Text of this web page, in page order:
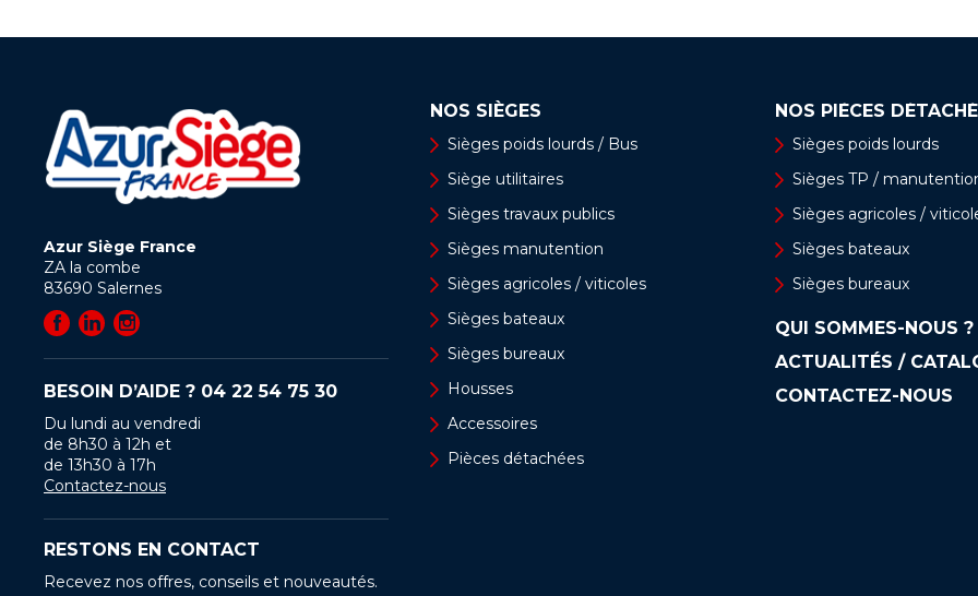
Azur Siège France
ZA la combe
83690 Salernes
BESOIN D’AIDE ? 04 22 54 75 30
Du lundi au vendredi
de 8h30 à 12h et
de 13h30 à 17h
Contactez-nous
RESTONS EN CONTACT
Recevez nos offres, conseils et nouveautés.
NOS SIÈGES
Sièges poids lourds / Bus
Siège utilitaires
Sièges travaux publics
Sièges manutention
Sièges agricoles / viticoles
Sièges bateaux
Sièges bureaux
Housses
Accessoires
Pièces détachées
NOS PIÈCES
Sièges poids lourds
Sièges TP /
Sièges agricoles /
Sièges bateaux
Sièges bureaux
QUI SOMMES-NOUS ?
ACTUALITÉS /
CONTACTEZ-NOUS